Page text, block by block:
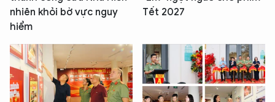
nhiên khỏi bờ vực nguy
hiểm
Tết 2027